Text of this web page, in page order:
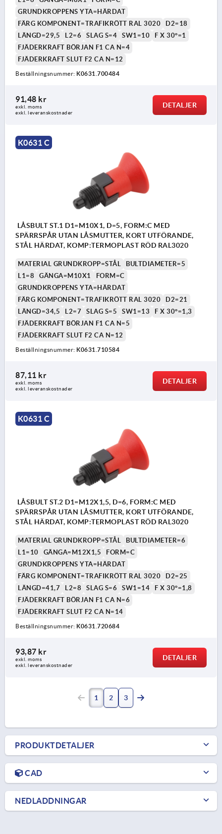
GRUNDKROPPENS YTA=HÄRDAT
FÄRG KOMPONENT=TRAFIKRÖTT RAL 3020
D2=18
LÄNGD=29,5
L2=6 SLAG S=4 SW1=10
F X 30°=1
FJÄDERKRAFT BÖRJAN F1 CA N=4
FJÄDERKRAFT SLUT F2 CA N=12
Beställningsnummer: K0631.700484
91,48 kr
exkl. moms
exkl. leveranskostnader
DETALJER
K0631 C
LÅSBULT ST.1 D1=M10X1, D=5, FORM:C MED
SPÄRRSPÅR UTAN LÅSMUTTER, KORT UTFÖRANDE,
STÅL HÄRDAT, KOMP:TERMOPLAST RÖD RAL3020
MATERIAL GRUNDKROPP=STÅL
BULTDIAMETER=5
L1=8
GÄNGA=M10X1
FORM=C
GRUNDKROPPENS YTA=HÄRDAT
FÄRG KOMPONENT=TRAFIKRÖTT RAL 3020
D2=21
LÄNGD=34,5
L2=7 SLAG S=5 SW1=13
F X 30°=1,3
FJÄDERKRAFT BÖRJAN F1 CA N=5
FJÄDERKRAFT SLUT F2 CA N=12
Beställningsnummer: K0631.710584
87,11 kr
exkl. moms
exkl. leveranskostnader
DETALJER
K0631 C
LÅSBULT ST.2 D1=M12X1,5, D=6, FORM:C MED
SPÄRRSPÅR UTAN LÅSMUTTER, KORT UTFÖRANDE,
STÅL HÄRDAT, KOMP:TERMOPLAST RÖD RAL3020
MATERIAL GRUNDKROPP=STÅL
BULTDIAMETER=6
L1=10
GÄNGA=M12X1,5
FORM=C
GRUNDKROPPENS YTA=HÄRDAT
FÄRG KOMPONENT=TRAFIKRÖTT RAL 3020
D2=25
LÄNGD=41,7
L2=8 SLAG S=6 SW1=14
F X 30°=1,8
FJÄDERKRAFT BÖRJAN F1 CA N=6
FJÄDERKRAFT SLUT F2 CA N=14
Beställningsnummer: K0631.720684
93,87 kr
exkl. moms
exkl. leveranskostnader
DETALJER
1 2 3
PRODUKTDETALJER
CAD
NEDLADDNINGAR